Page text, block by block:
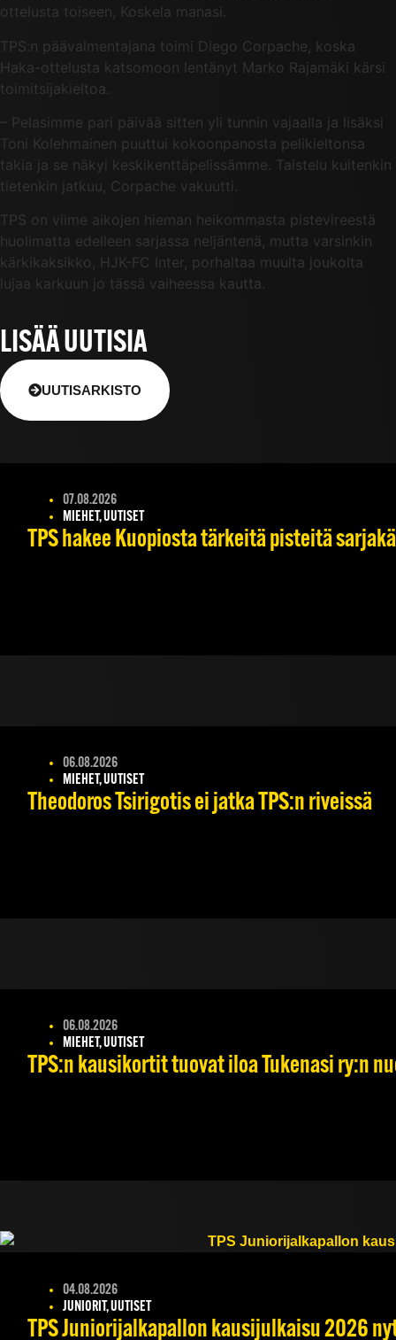
ottelusta toiseen, Koskela manasi.
TPS:n päävalmentajana toimi Diego Corpache, koska
Haka-ottelusta katsomoon lentänyt Marko Rajamäki kärsi
toimitsijakieltoa.
– Pelasimme pari päivää sitten yli tunnin vajaalla ja lisäksi
Toni Kolehmainen puuttui kokoonpanosta pelikieltonsa
takia ja se näkyi keskikenttäpelissämme. Taistelu kuitenkin
tietenkin jatkuu, Corpache vakuutti.
TPS on viime aikojen hieman heikommasta pistevireestä
huolimatta edelleen sarjassa neljäntenä, mutta varsinkin
kärkikaksikko, HJK-FC Inter, porhaltaa muulta joukolta
lujaa karkuun jo tässä vaiheessa kautta.
LISÄÄ UUTISIA
UUTISARKISTO
07.08.2026
MIEHET, UUTISET
TPS hakee Kuopiosta tärkeitä pisteitä
06.08.2026
MIEHET, UUTISET
Theodoros Tsirigotis ei jatka TPS:n riveissä
06.08.2026
MIEHET, UUTISET
TPS:n kausikortit tuovat iloa Tukenasi ry:n
04.08.2026
JUNIORIT, UUTISET
TPS Juniorijalkapallon kausijulkaisu 2026